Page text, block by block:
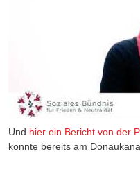
Und hier ein Bericht von der
konnte bereits am